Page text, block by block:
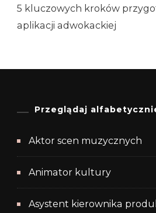
5 kluczowych kroków
aplikacji adwokackiej
Przeglądaj
Aktor scen muzycznych
Animator kultury
Asystent kierownika